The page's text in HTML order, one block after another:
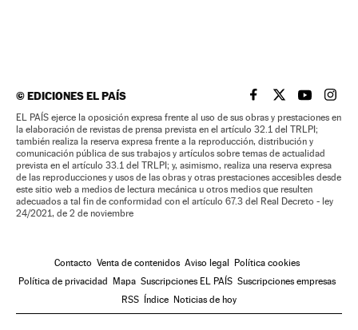
©EDICIONES EL PAÍS EL PAÍS BRASIL EN
EL PAÍSEL PAÍS
EL
EL PAÍS ejerce la oposición expresa frente al uso de sus obras y prestaciones en
la elaboración de revistas de prensa prevista en el artículo 32.1 del TRLPI;
también realiza la reserva expresa frente a la reproducción, distribución y
comunicación pública de sus trabajos y artículos sobre temas de actualidad
prevista en el artículo 33.1 del TRLPI; y, asimismo, realiza una reserva expresa
de las reproducciones y usos de las obras y otras prestaciones accesibles desde
este sitio web a medios de lectura mecánica u otros medios que resulten
adecuados a tal fin de conformidad con el artículo 67.3 del Real Decreto - ley
24/2021, de 2 de noviembre
Contacto Venta de contenidos Aviso legal Política cookies
Política de privacidad Mapa Suscripciones EL PAÍS Suscripciones empresas
RSS Índice Noticias de hoy